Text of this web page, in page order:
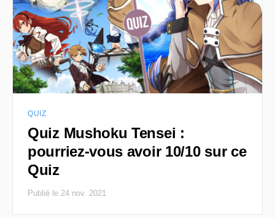
QUIZ
Quiz Mushoku Tensei :
pourriez-vous avoir 10/10 sur ce
Quiz
Publié le 24 nov. 2021